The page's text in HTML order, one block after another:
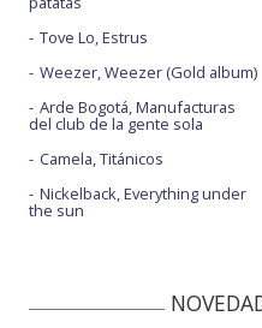
Tove Lo, Estrus
Weezer, Weezer (Gold album)
Arde Bogotá, Manufacturas
del club de la gente sola
Camela, Titánicos
Nickelback, Everything under
the sun